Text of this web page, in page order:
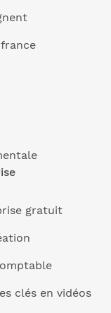
gratuit
clés en vidéos